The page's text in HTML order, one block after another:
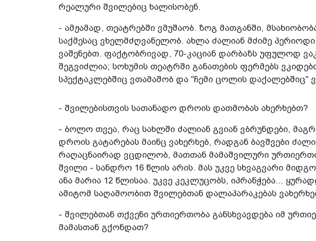
რეალური შვილებიც ხალისობენ.
- ამჟამად, თეატრებში ვმუშაობ. ზოგ მათგანში,
საქმესაც ვხელმძღვანელობ. ახლა ძალიან მძიმე
ვაშენებთ. ფაქტობრივად, 70-კაციან დარბაზს უფულოდ
შეგვიძლია; სოხუმის თეატრში განათების ფერმებს
სპექტაკლებშიც ვთამაშობ და "ჩემი ცოლის დაქალებშიც"
- შვილებისთვის სათანადო დროის დათმობას ახერხებთ?
- ბოლო თვეა, რაც სახლში ძალიან გვიან ვბრუნდები,
დროის გატარებას მაინც ვახერხებ, რადგან ბავშვები
რაღაცნაირად ვცდილობ, მათთან მამაშვილური
შვილი - სანდრო 16 წლის არის. მას უკვე სხვაგვარი
ანა მარია 12 წლისაა. უკვე კეკლუცობს, იპრანჭება...
ამიტომ საღამოობით შვილებთან დალაპარაკებას
- შვილებთან თქვენი ურთიერთობა განსხვავდება იმ
მამასთან გქონდათ?